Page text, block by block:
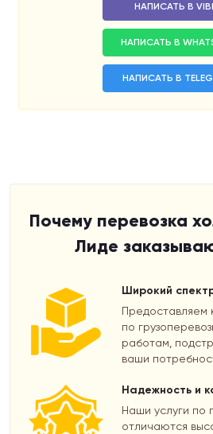
НАПИСАТЬ В
НАПИСАТЬ В
НАПИСАТЬ В
Почему перевозка
Лиде
Широкий
Предоставляем
по
работам,
ваши
Надежность и
Наши услуги по
отличаются